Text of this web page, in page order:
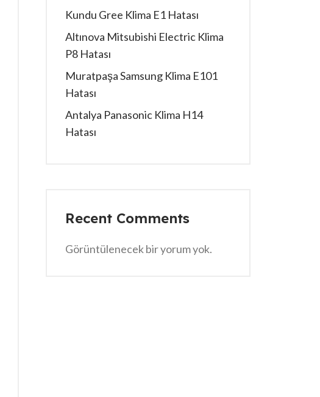
Kundu Gree Klima E1 Hatası
Altınova Mitsubishi Electric Klima
P8 Hatası
Muratpaşa Samsung Klima E101
Hatası
Antalya Panasonic Klima H14
Hatası
Recent Comments
Görüntülenecek bir yorum yok.